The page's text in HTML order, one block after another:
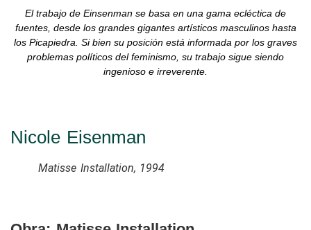
El trabajo de Einsenman se basa en una gama ecléctica de
fuentes, desde los grandes gigantes artísticos masculinos hasta
los Picapiedra. Si bien su posición está informada por los graves
problemas políticos del feminismo, su trabajo sigue siendo
ingenioso e irreverente.
Nicole Eisenman
Matisse Installation, 1994